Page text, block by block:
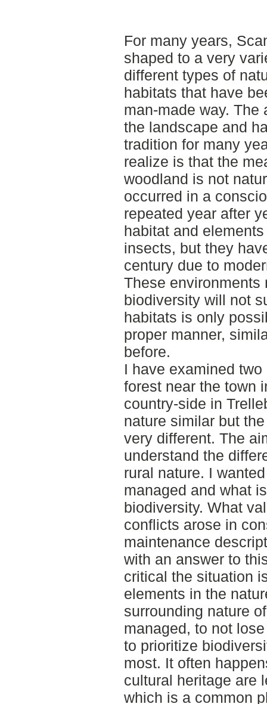
For many years,
shaped to a very
different types of
habitats that have
man-made way.
the landscape and
tradition for many
realize is that the
woodland is not
occurred in a
repeated year after
habitat and
insects, but they
century due to
These environments
biodiversity will not
habitats is only
proper manner,
before.
I have examined
forest near the town
country-side in
nature similar but
very different. The
understand the
rural nature. I
managed and what
biodiversity. What
conflicts arose in
maintenance
with an answer to
critical the situation
elements in the
surrounding nature
managed, to not
to prioritize
most. It often
cultural heritage are
which is a common